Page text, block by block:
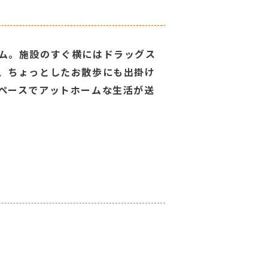
。施設のすぐ横にはドラッグス
ちょっとしたお散歩にも出掛け
ースでアットホームな生活が送